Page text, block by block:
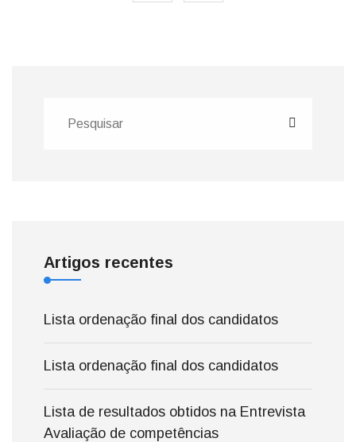
Artigos recentes
Lista ordenação final dos candidatos
Lista ordenação final dos candidatos
Lista de resultados obtidos na Entrevista
Avaliação de competências